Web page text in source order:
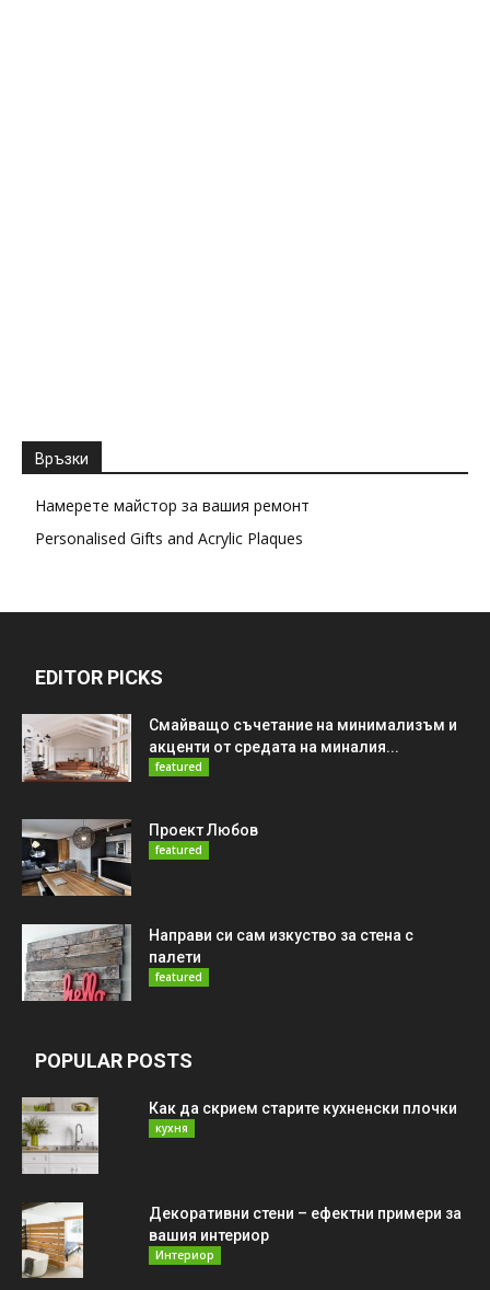
Връзки
Намерете майстор за вашия ремонт
Personalised Gifts and Acrylic Plaques
EDITOR PICKS
Смайващо съчетание на минимализъм и
акценти от средата на миналия...
featured
Проект Любов
featured
Направи си сам изкуство за стена с
палети
featured
POPULAR POSTS
Как да скрием старите кухненски плочки
кухня
Декоративни стени – ефектни примери за
вашия интериор
Интериор